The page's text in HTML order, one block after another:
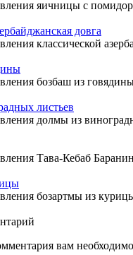
яичницы с
довга
классической
бозбаш из
листьев
долмы из
Тава-Кебаб
бозартмы из
вам необходимо